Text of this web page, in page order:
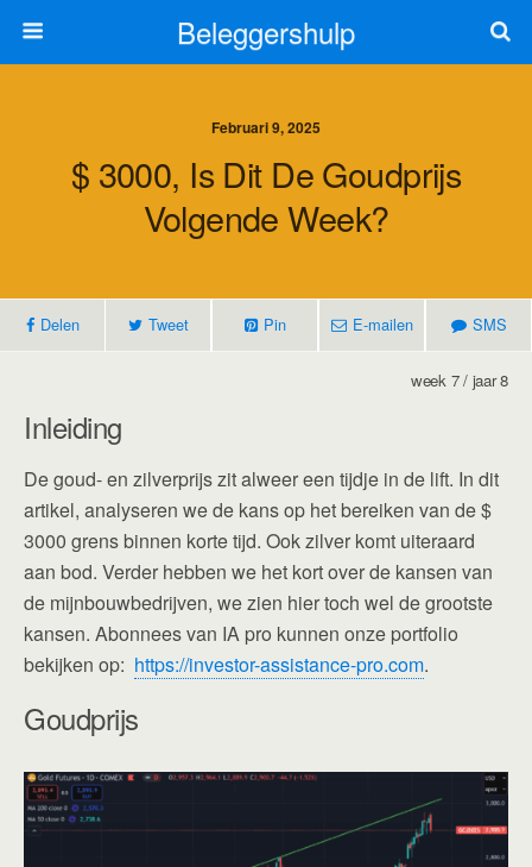
Beleggershulp
Februari 9, 2025
$ 3000, Is Dit De Goudprijs
Volgende Week?
Delen Tweet Pin E-mailen SMS
week 7 / jaar 8
Inleiding
De goud- en zilverprijs zit alweer een tijdje in de lift. In dit
artikel, analyseren we de kans op het bereiken van de $
3000 grens binnen korte tijd. Ook zilver komt uiteraard
aan bod. Verder hebben we het kort over de kansen van
de mijnbouwbedrijven, we zien hier toch wel de grootste
kansen. Abonnees van IA pro kunnen onze portfolio
bekijken op: https://investor-assistance-pro.com.
Goudprijs